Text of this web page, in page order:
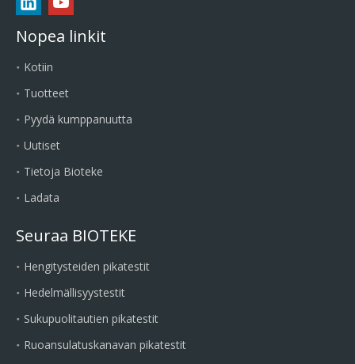
Nopea linkit
Kotiin
Tuotteet
Pyydä kumppanuutta
Uutiset
Tietoja Bioteke
Ladata
Seuraa BIOTEKE
Hengitysteiden pikatestit
Hedelmällisyystestit
Sukupuolitautien pikatestit
Ruoansulatuskanavan pikatestit